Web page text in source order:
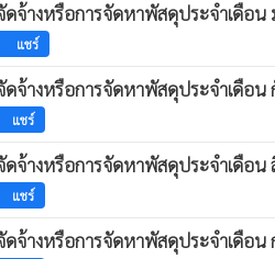
จ้างหรือการจัดหาพัสดุประจำเดือน
แชร์
จ้างหรือการจัดหาพัสดุประจำเดือ
แชร์
จ้างหรือการจัดหาพัสดุประจำเดือน
แชร์
จ้างหรือการจัดหาพัสดุประจำเดือ